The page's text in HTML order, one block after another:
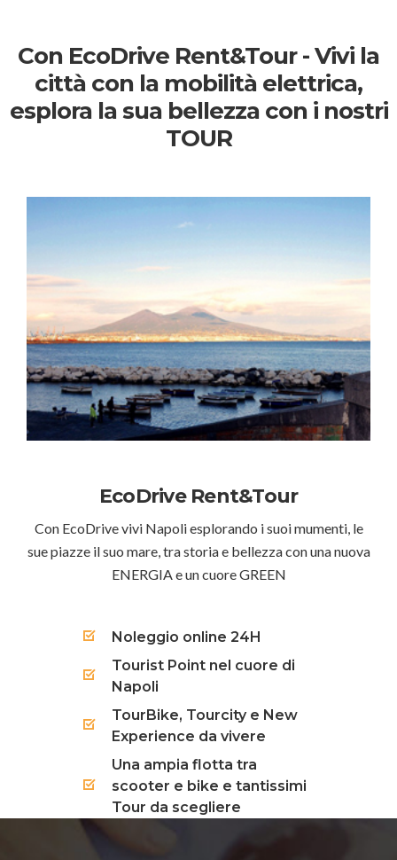
Con EcoDrive Rent&Tour - Vivi la
città con la mobilità elettrica,
esplora la sua bellezza con i nostri
TOUR
EcoDrive Rent&Tour
Con EcoDrive vivi Napoli esplorando i suoi mumenti, le
sue piazze il suo mare, tra storia e bellezza con una nuova
ENERGIA e un cuore GREEN
Noleggio online 24H
Tourist Point nel cuore di
Napoli
TourBike, Tourcity e New
Experience da vivere
Una ampia flotta tra
scooter e bike e tantissimi
Tour da scegliere